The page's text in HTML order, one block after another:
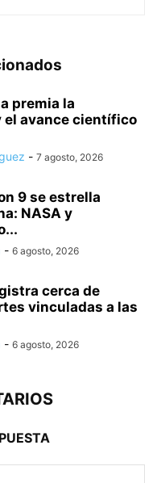
premia la
el avance científico
- 7 agosto, 2026
9 se estrella
NASA y
- 6 agosto, 2026
cerca de
vinculadas a las
- 6 agosto, 2026